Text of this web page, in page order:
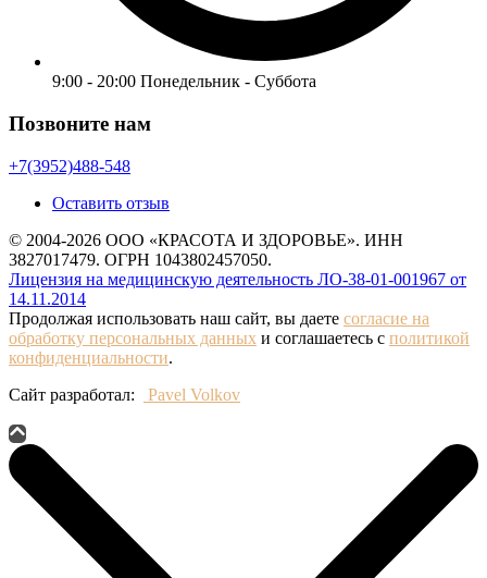
9:00 - 20:00 Понедельник - Суббота
Позвоните нам
+7(3952)488-548
Оставить отзыв
© 2004-2026 ООО «КРАСОТА И ЗДОРОВЬЕ». ИНН
3827017479. ОГРН 1043802457050.
Лицензия на медицинскую деятельность ЛО-38-01-001967 от
14.11.2014
Продолжая использовать наш сайт, вы даете согласие на
обработку персональных данных и соглашаетесь с политикой
конфиденциальности.
Сайт разработал:
Pavel Volkov